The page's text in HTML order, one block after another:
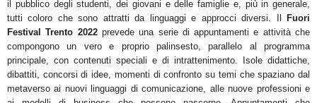
il
pubblico degli studenti, dei giovani e delle famiglie e, più in generale,
tutti coloro che sono attratti da linguaggi e approcci diversi. Il
Fuori
Festival Trento 2022prevede una serie di appuntamenti e attività che
compongono un vero e proprio palinsesto, parallelo al programma
principale, con contenuti speciali e di intrattenimento. Isole didattiche,
dibattiti, concorsi di idee, momenti di confrontosu temi che spaziano dal
metaverso ai nuovi linguaggi di comunicazione, alle nuove professioni e